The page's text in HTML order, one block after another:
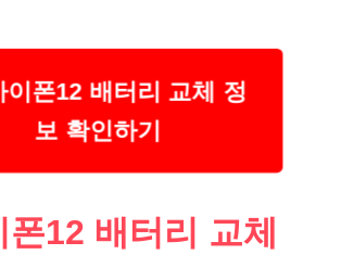
이폰12 배터리 교체 정
보 확인하기
폰12 배터리 교체